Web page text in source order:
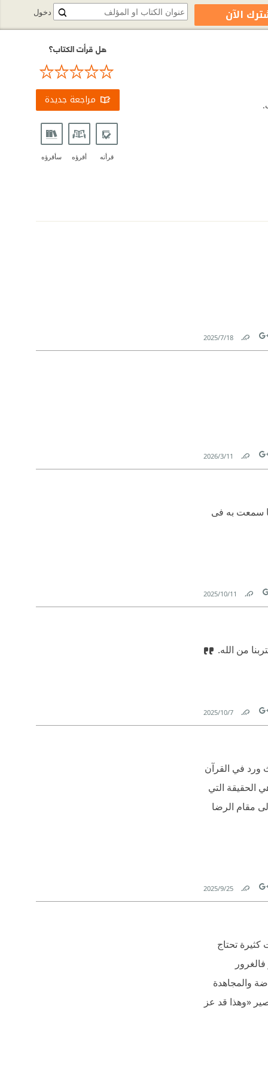
هل قرأت الكتاب؟
مراجعة جديدة
قرأته أقرؤه سأقرؤه
Link
18‏/7‏/2025
Link
11‏/3‏/2026
سمعت به فى
Link
11‏/10‏/2025
من الله.
Link
7‏/10‏/2025
ورد في القرآن
الحقيقة التي
مقام الرضا
Link
25‏/9‏/2025
تحتاج
والمجاهدة
‏كيف تعرف عيوب نفسك؟‏ ‫ يخبرك بها شيخ بصير «وهذا قد عز
دخول الآن